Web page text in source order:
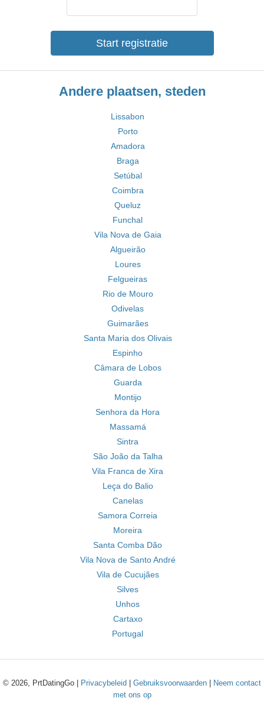
Start registratie
Andere plaatsen, steden
Lissabon
Porto
Amadora
Braga
Setúbal
Coimbra
Queluz
Funchal
Vila Nova de Gaia
Algueirão
Loures
Felgueiras
Rio de Mouro
Odivelas
Guimarães
Santa Maria dos Olivais
Espinho
Câmara de Lobos
Guarda
Montijo
Senhora da Hora
Massamá
Sintra
São João da Talha
Vila Franca de Xira
Leça do Balio
Canelas
Samora Correia
Moreira
Santa Comba Dão
Vila Nova de Santo André
Vila de Cucujães
Silves
Unhos
Cartaxo
Portugal
© 2026, PrtDatingGo | Privacybeleid Gebruiksvoorwaarden
Neem contact
met ons op